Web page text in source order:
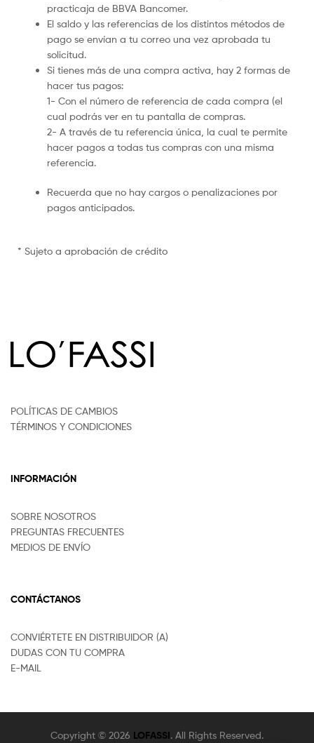
practicaja de BBVA Bancomer.
El saldo y las referencias de los distintos métodos de
pago se envían a tu correo una vez aprobada tu
solicitud.
Si tienes más de una compra activa, hay 2 formas de
hacer tus pagos:
1- Con el número de referencia de cada compra (el
cual podrás ver en tu pantalla de compras.
2- A través de tu referencia única, la cual te permite
hacer pagos a todas tus compras con una misma
referencia.
Recuerda que no hay cargos o penalizaciones por
pagos anticipados.
* Sujeto a aprobación de crédito
POLÍTICAS DE CAMBIOS
TÉRMINOS Y CONDICIONES
INFORMACIÓN
SOBRE NOSOTROS
PREGUNTAS FRECUENTES
MEDIOS DE ENVÍO
CONTÁCTANOS
CONVIÉRTETE EN DISTRIBUIDOR (A)
DUDAS CON TU COMPRA
E-MAIL
Copyright © 2026 LOFASSI. All Rights Reserved.